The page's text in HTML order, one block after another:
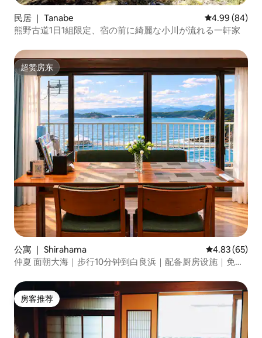
民居 ｜ Tanabe 平均评分 4.99
4.99 (84)
熊野古道1日1組限定、宿の前に綺麗な小川が流れる一軒家
超赞房东
超赞房东
公寓 ｜ Shirahama 平均评分
4.83 (65)
仲夏 面朝大海｜步行10分钟到白良浜｜配备厨房设施｜免费
房客推荐
房客推荐